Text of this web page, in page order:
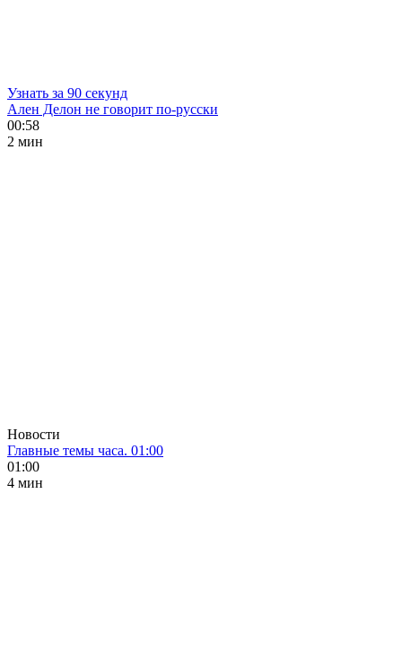
Узнать за 90 секунд
Ален Делон не говорит по-русски
00:58
2 мин
Новости
Главные темы часа. 01:00
01:00
4 мин